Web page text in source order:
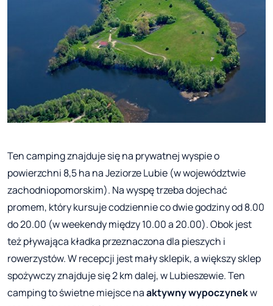
Ten camping znajduje się na prywatnej wyspie o
powierzchni 8,5 ha na Jeziorze Lubie (w województwie
zachodniopomorskim). Na wyspę trzeba dojechać
promem, który kursuje codziennie co dwie godziny od 8.00
do 20.00 (w weekendy między 10.00 a 20.00). Obok jest
też pływająca kładka przeznaczona dla pieszych i
rowerzystów. W recepcji jest mały sklepik, a większy sklep
spożywczy znajduje się 2 km dalej, w Lubieszewie. Ten
camping to świetne miejsce naaktywny wypoczynekw